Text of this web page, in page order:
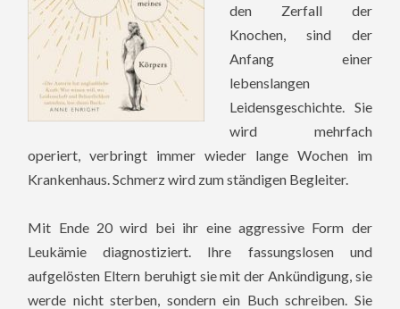
den Zerfall der
Knochen, sind der
Anfang einer
lebenslangen
Leidensgeschichte. Sie
wird mehrfach
operiert, verbringt immer wieder lange Wochen im
Krankenhaus. Schmerz wird zum ständigen Begleiter.
Mit Ende 20 wird bei ihr eine aggressive Form der
Leukämie diagnostiziert. Ihre fassungslosen und
aufgelösten Eltern beruhigt sie mit der Ankündigung, sie
werde nicht sterben, sondern ein Buch schreiben. Sie